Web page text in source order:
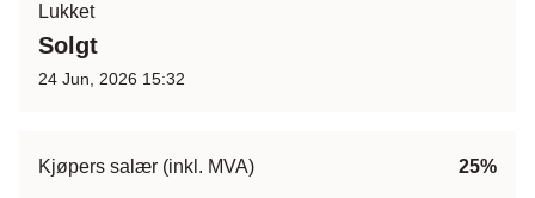
Lukket
Solgt
24 Jun, 2026 15:32
Kjøpers salær (inkl. MVA) 25%